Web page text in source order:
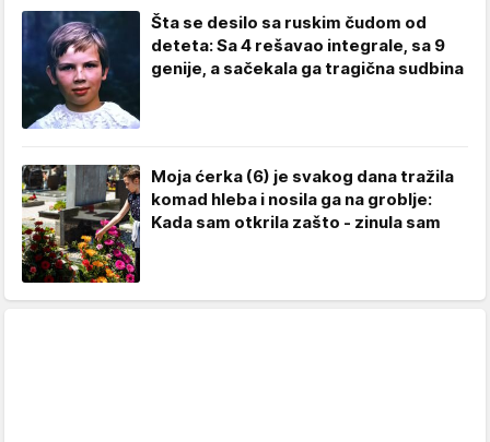
Šta se desilo sa ruskim čudom od
deteta: Sa 4 rešavao integrale, sa 9
genije, a sačekala ga tragična sudbina
Moja ćerka (6) je svakog dana tražila
komad hleba i nosila ga na groblje:
Kada sam otkrila zašto - zinula sam